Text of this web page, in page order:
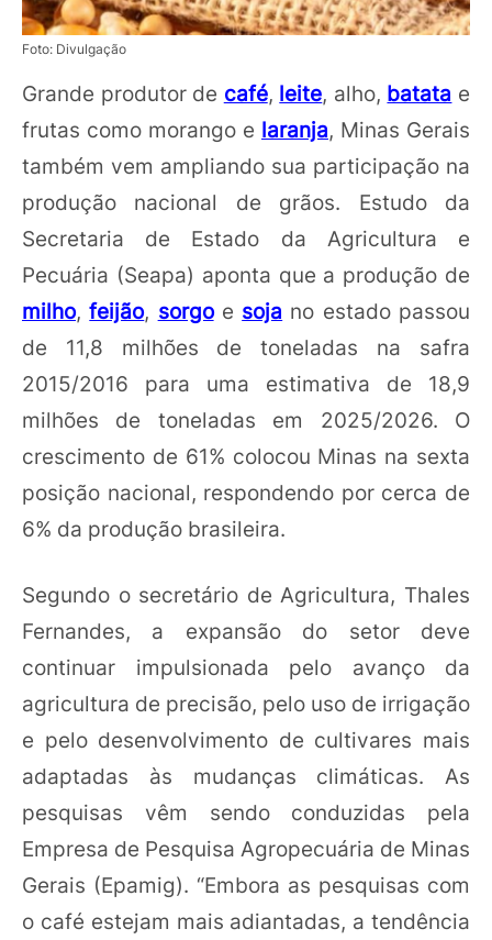
Foto: Divulgação
Grande produtor de café, leite, alho, batata e
frutas como morango e laranja, Minas Gerais
também vem ampliando sua participação na
produção nacional de grãos. Estudo da
Secretaria de Estado da Agricultura e
Pecuária (Seapa) aponta que a produção de
milho,feijão, sorgoe soja no estado passou
de 11,8 milhões de toneladas na safra
2015/2016 para uma estimativa de 18,9
milhões de toneladas em 2025/2026. O
crescimento de 61% colocou Minas na sexta
posição nacional, respondendo por cerca de
6% da produção brasileira.
Segundo o secretário de Agricultura, Thales
Fernandes, a expansão do setor deve
continuar impulsionada pelo avanço da
agricultura de precisão, pelo uso de irrigação
e pelo desenvolvimento de cultivares mais
adaptadas às mudanças climáticas. As
pesquisas vêm sendo conduzidas pela
Empresa de Pesquisa Agropecuária de Minas
Gerais (Epamig). “Embora as pesquisas com
o café estejam mais adiantadas, a tendência